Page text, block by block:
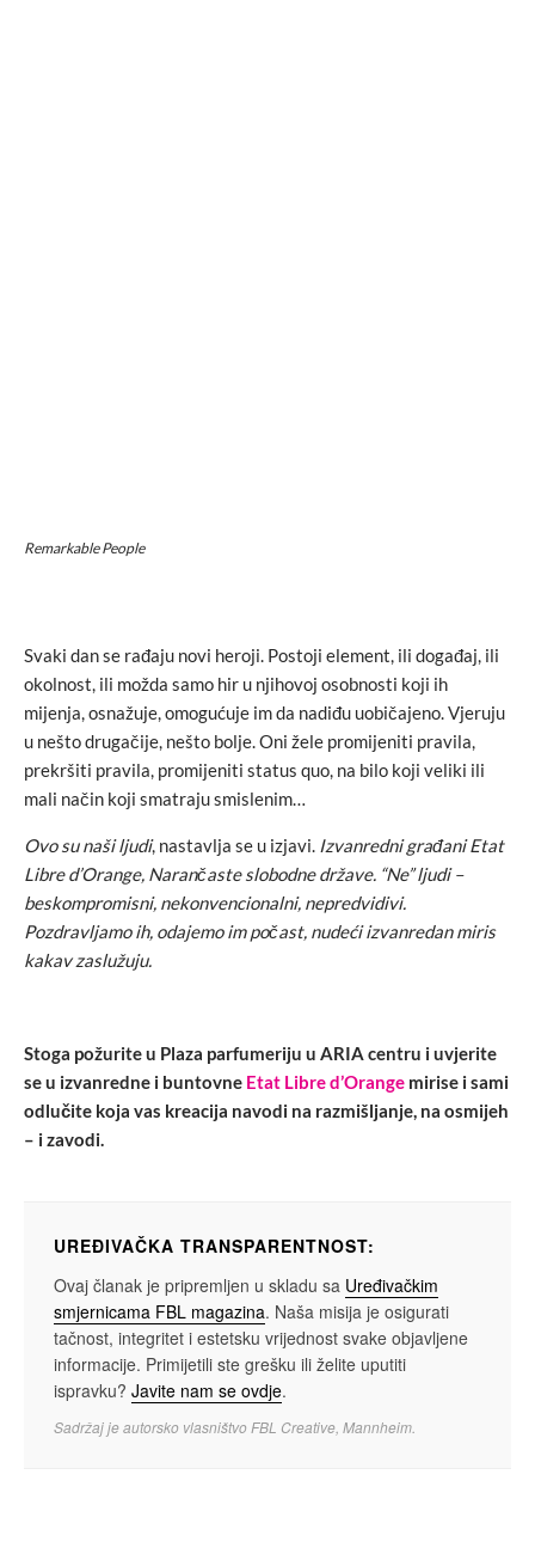
Remarkable People
Svaki dan se rađaju novi heroji. Postoji element, ili događaj, ili
okolnost, ili možda samo hir u njihovoj osobnosti koji ih
mijenja, osnažuje, omogućuje im da nadiđu uobičajeno. Vjeruju
u nešto drugačije, nešto bolje. Oni žele promijeniti pravila,
prekršiti pravila, promijeniti status quo, na bilo koji veliki ili
mali način koji smatraju smislenim…
Ovo su naši ljudi, nastavlja se u izjavi. Izvanredni građani Etat
Libre d’Orange, Narančaste slobodne države. “Ne” ljudi –
beskompromisni, nekonvencionalni, nepredvidivi.
Pozdravljamo ih, odajemo im počast, nudeći izvanredan miris
kakav zaslužuju.
Stoga požurite u Plaza parfumeriju u ARIA centru i uvjerite
se u izvanredne i buntovne Etat Libre d’Orange mirise i sami
odlučite koja vas kreacija navodi na razmišljanje, na osmijeh
– i zavodi.
UREĐIVAČKA TRANSPARENTNOST:
Ovaj članak je pripremljen u skladu sa Uređivačkim
smjernicama FBL magazina. Naša misija je osigurati
tačnost, integritet i estetsku vrijednost svake objavljene
informacije. Primijetili ste grešku ili želite uputiti
ispravku? Javite nam se ovdje.
Sadržaj je autorsko vlasništvo FBL Creative, Mannheim.